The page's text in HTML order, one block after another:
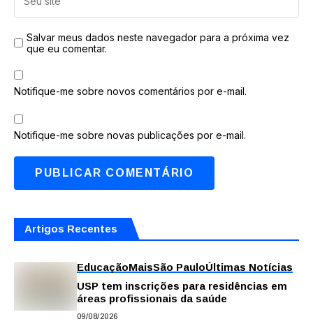
Salvar meus dados neste navegador para a próxima vez
que eu comentar.
Notifique-me sobre novos comentários por e-mail.
Notifique-me sobre novas publicações por e-mail.
Artigos Recentes
EducaçãoMaisSão PauloÚltimas Notícias
USP tem inscrições para residências em
áreas profissionais da saúde
09/08/2026